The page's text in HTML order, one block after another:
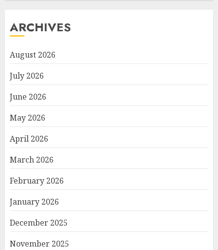
ARCHIVES
August 2026
July 2026
June 2026
May 2026
April 2026
March 2026
February 2026
January 2026
December 2025
November 2025